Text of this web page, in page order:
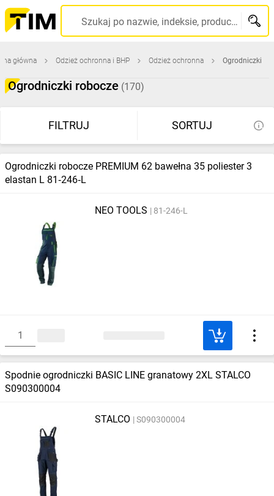
Szukaj po nazwie, indeksie, producencie, kodzie kreskowym...
główna Odzież ochronna i BHP Odzież ochronna Ogrodniczki
Ogrodniczki robocze (170)
FILTRUJ SORTUJ
Ogrodniczki robocze PREMIUM 62 bawełna 35 poliester 3
elastan L 81‑246‑L
NEO TOOLS 81-246-L
Spodnie ogrodniczki BASIC LINE granatowy 2XL STALCO
S090300004
STALCO S090300004